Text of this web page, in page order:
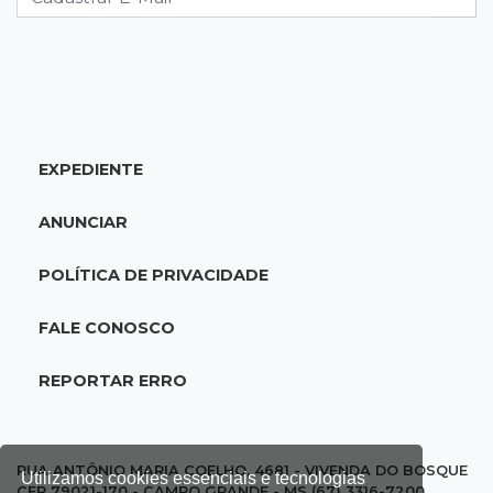
Utilizamos cookies essenciais e tecnologias
18:28Concurso 3.042
acumulado em R$ 165 milhões
Produção de biodiesel cresce 32% em MS e
abordagem policial no Noroeste
EXPEDIENTE
ANUNCIAR
POLÍTICA DE PRIVACIDADE
FALE CONOSCO
REPORTAR ERRO
RUA ANTÔNIO MARIA COELHO, 4681 - VIVENDA DO BOSQUE